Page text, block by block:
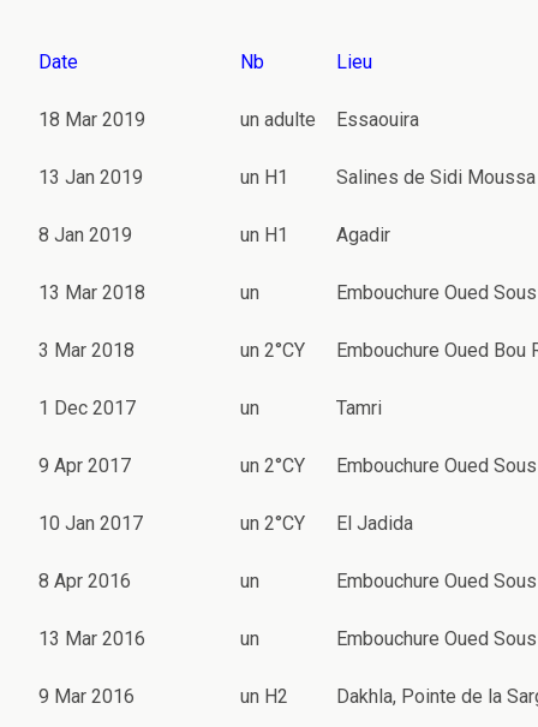
Date Nb Lieu
18 Mar 2019 un adulte Essaouira
13 Jan 2019 un H1 Salines de Sidi Moussa
8 Jan 2019 un H1 Agadir
13 Mar 2018 un Embouchure Oued
3 Mar 2018 un 2°CY Embouchure Oued Bou
1 Dec 2017 un Tamri
9 Apr 2017 un 2°CY Embouchure Oued
10 Jan 2017 un 2°CY El Jadida
8 Apr 2016 un Embouchure Oued
13 Mar 2016 un Embouchure Oued
9 Mar 2016 un H2 Dakhla, Pointe de la